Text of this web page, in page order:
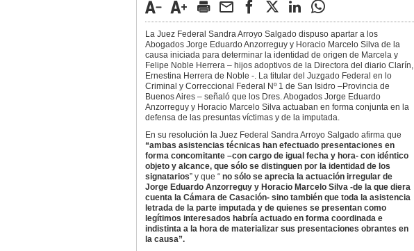
La Juez Federal Sandra Arroyo Salgado dispuso apartar a los
Abogados Jorge Eduardo Anzorreguy y Horacio Marcelo Silva de la
causa iniciada para determinar la identidad de origen de Marcela y
Felipe Noble Herrera – hijos adoptivos de la Directora del diario Clarín,
Ernestina Herrera de Noble -. La titular del Juzgado Federal en lo
Criminal y Correccional Federal Nº 1 de San Isidro –Provincia de
Buenos Aires – señaló que los Dres. Abogados Jorge Eduardo
Anzorreguy y Horacio Marcelo Silva actuaban en forma conjunta en la
defensa de las presuntas víctimas y de la imputada.
En su resolución la Juez Federal Sandra Arroyo Salgado afirma que
“ambas asistencias técnicas han efectuado presentaciones en
forma concomitante –con cargo de igual fecha y hora- con idéntico
objeto y alcance, que sólo se distinguen por la identidad de los
signatarios” y que “ no sólo se aprecia la actuación irregular de
Jorge Eduardo Anzorreguy y Horacio Marcelo Silva -de la que diera
cuenta la Cámara de Casación- sino también que toda la asistencia
letrada de la parte imputada y de quienes se presentan como
legítimos interesados habría actuado en forma coordinada e
indistinta a la hora de materializar sus presentaciones obrantes en
la causa”.